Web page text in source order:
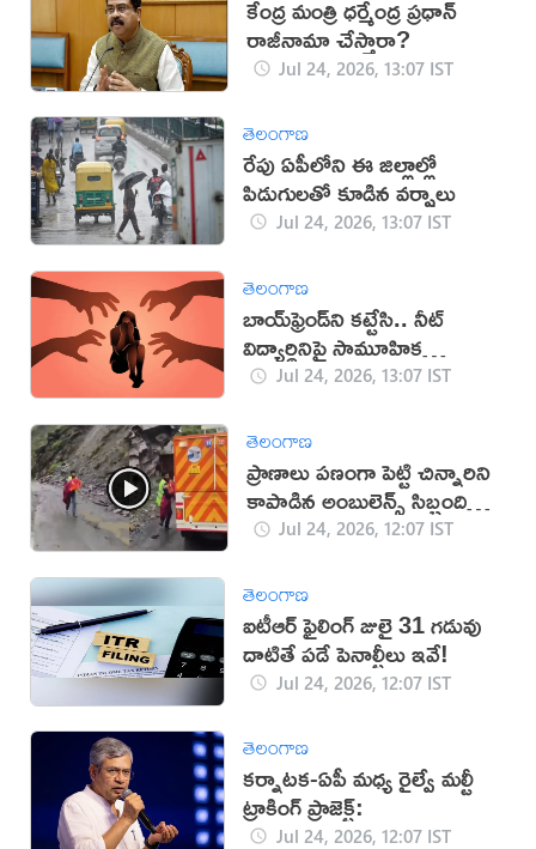
కేంద్ర మంత్రి ధర్మేంద్ర ప్రధాన్
రాజీనామా చేస్తారా?
Jul 24, 2026, 13:07 IST
తెలంగాణ
రేపు ఏపీలోని ఈ జిల్లాల్లో
పిడుగులతో కూడిన వర్షాలు
Jul 24, 2026, 13:07 IST
తెలంగాణ
బాయ్‌ఫ్రెండ్‌ని కట్టేసి.. నీట్‌
విద్యార్థినిపై సామూహిక
అత్యాచారం
Jul 24, 2026, 13:07 IST
తెలంగాణ
ప్రాణాలు పణంగా పెట్టి చిన్నారిని
కాపాడిన అంబులెన్స్ సిబ్బంది
(వీడియో)
Jul 24, 2026, 12:07 IST
తెలంగాణ
ఐటీఆర్ ఫైలింగ్ జులై 31 గడువు
దాటితే పడే పెనాల్టీలు ఇవే!
Jul 24, 2026, 12:07 IST
తెలంగాణ
కర్నాటక-ఏపీ మధ్య రైల్వే మల్టీ
ట్రాకింగ్ ప్రాజెక్ట్:
Jul 24, 2026, 12:07 IST